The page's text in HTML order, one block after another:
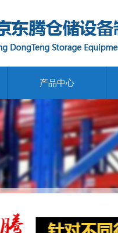
产品中心